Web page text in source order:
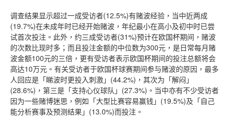
调查结果显示超过一成受访者(12.5%)有赌波经验，当中近两成
(19.7%)在未成年时已经开始赌波，年纪最小在高小及初中时已尝
试首次投注。此外，约三成受访者(31%)预计在欧国杯期间，赌波
的次数比现时多；而且投注金额的中位数为300元，是日常每月赌
波金额100元的三倍，更有受访者表示欧国杯期间的投注总额将会
高达10万元。有关受访者于欧国杯球赛期间参与赌波的原因，最多
人回应是「睇波时更投入刺激」(44.2%)，其次为「解闷」
(28.6%)，第三是「支持心仪球队」(27.3%)。当中亦有不少受访者
因为一些赌博迷思，例如「大型比赛容易赢钱」(19.5%)及「自己
能分析赛事及预测结果」(13.0%)而投注。